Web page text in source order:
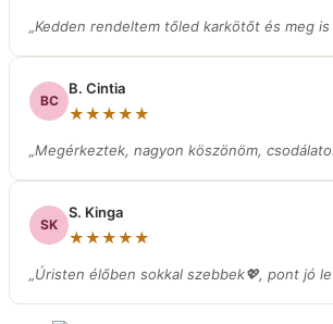
„Kedden rendeltem tőled karkötőt és meg
BC
B. Cintia
★★★★★
„Megérkeztek, nagyon köszönöm,
SK
S. Kinga
★★★★★
„Úristen élőben sokkal szebbek💖, pont jó